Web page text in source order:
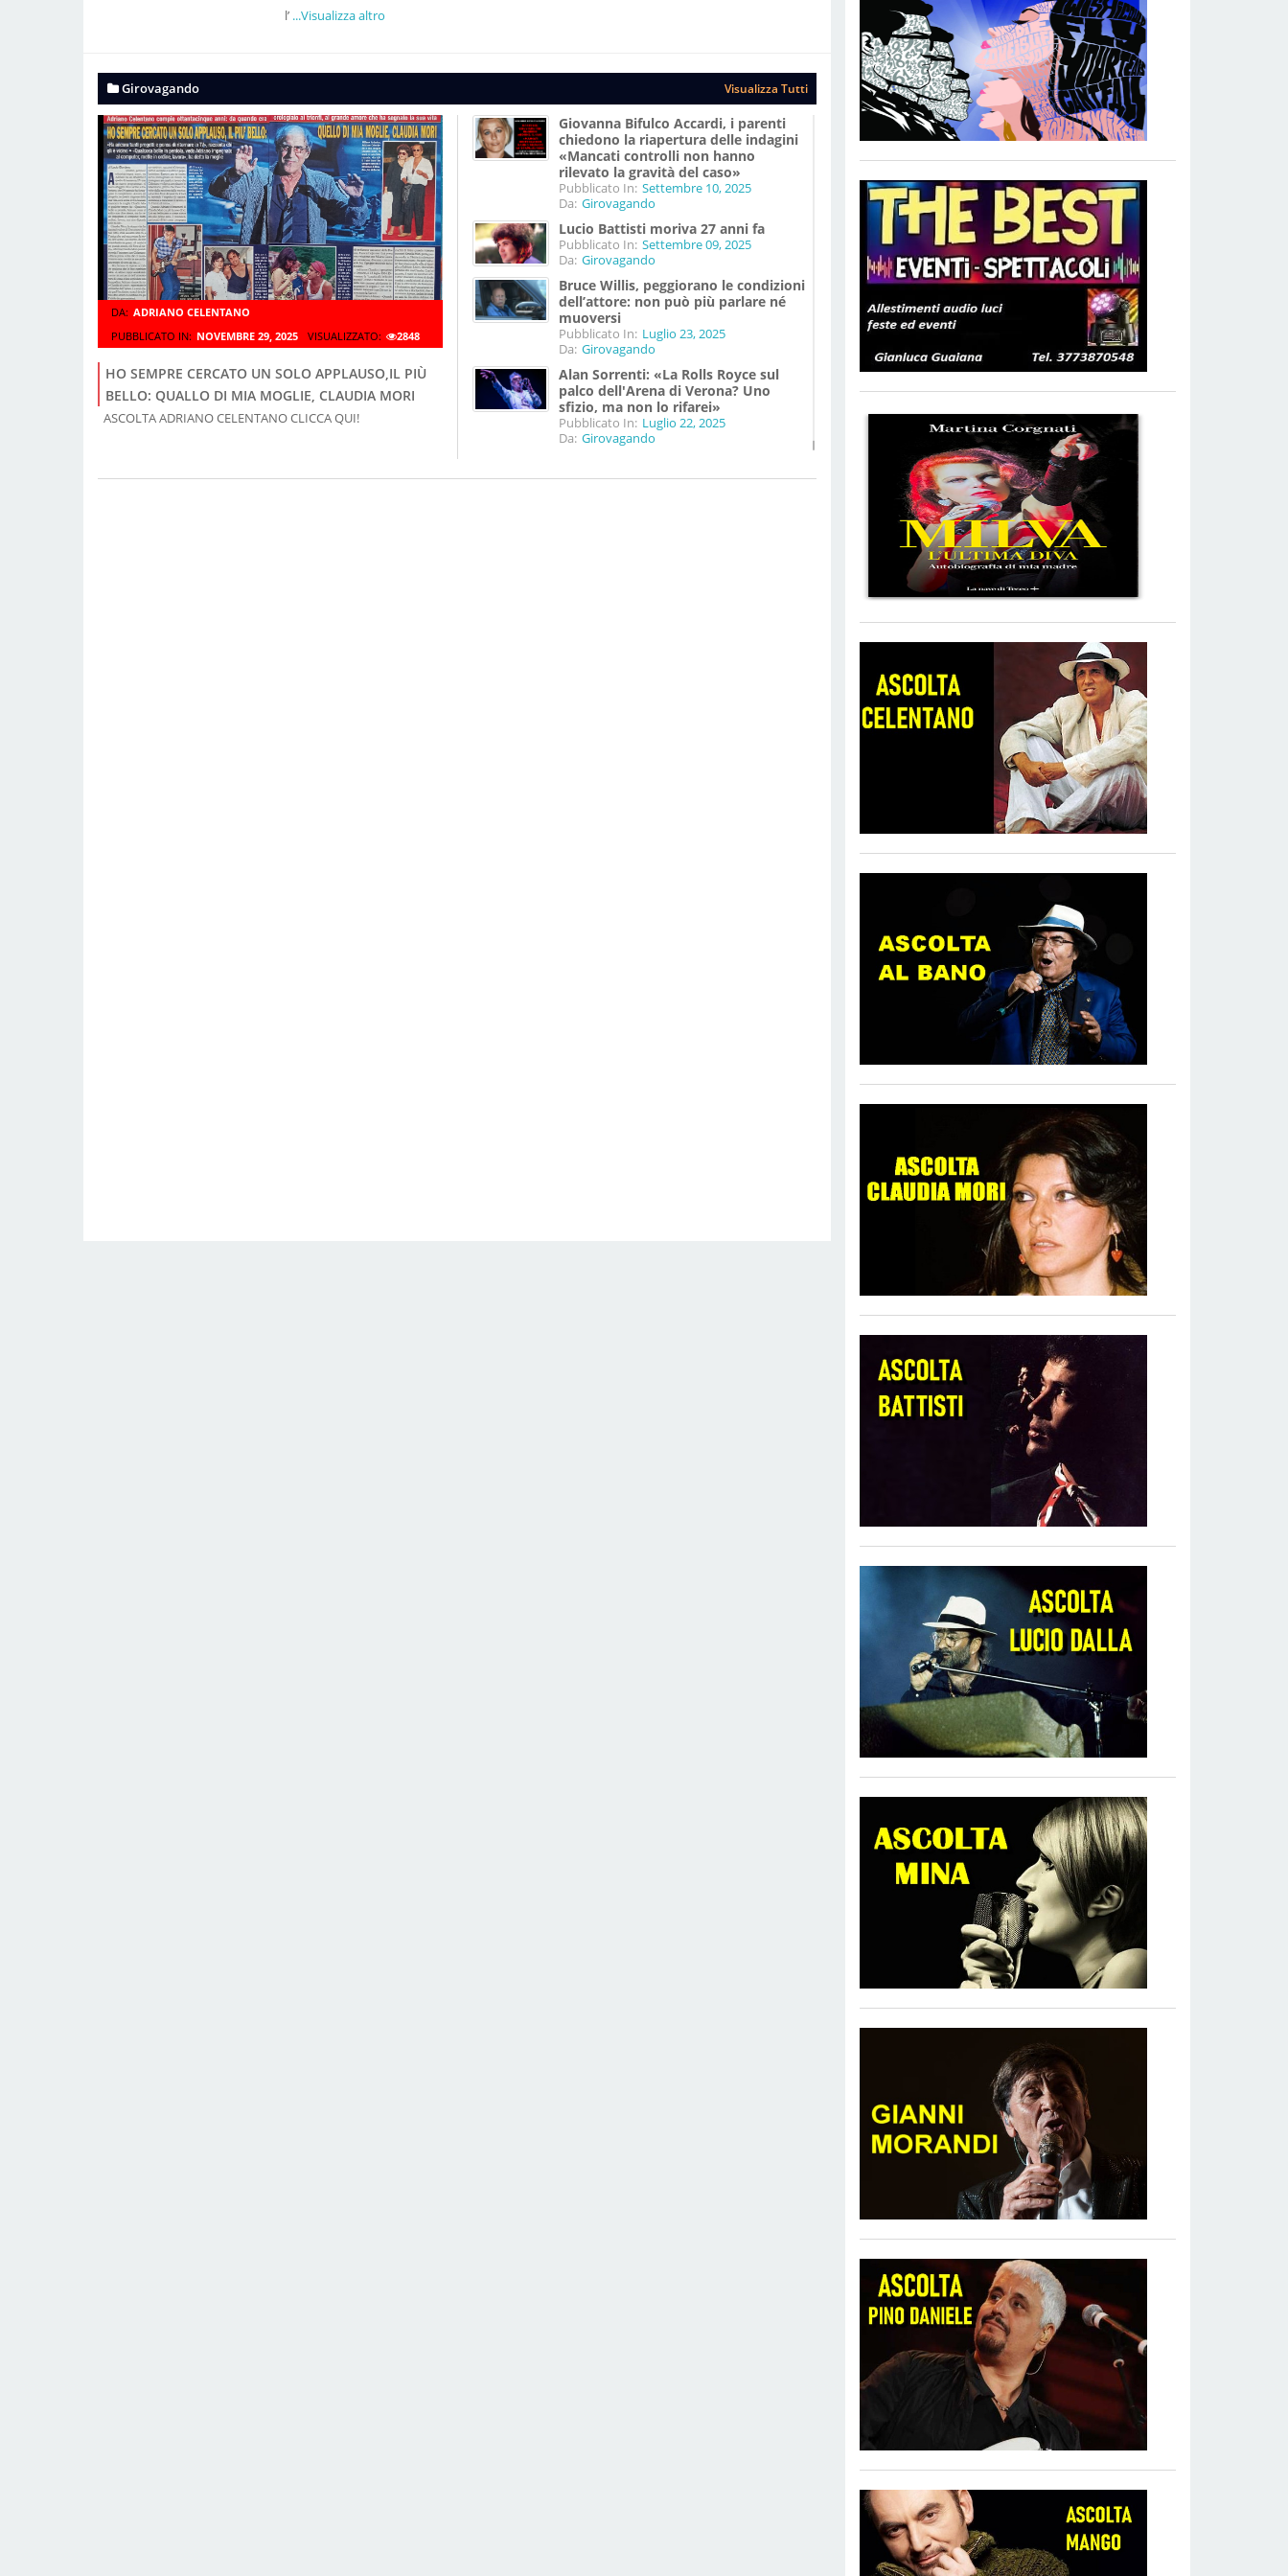
l’ ...Visualizza altro
Girovagando Visualizza Tutti
DA: ADRIANO CELENTANO
PUBBLICATO IN: NOVEMBRE 29, 2025 VISUALIZZATO: 2848
HO SEMPRE CERCATO UN SOLO APPLAUSO,IL PIÙ
BELLO: QUALLO DI MIA MOGLIE, CLAUDIA MORI
ASCOLTA ADRIANO CELENTANO CLICCA QUI!
Giovanna Bifulco Accardi, i parenti
chiedono la riapertura delle indagini
«Mancati controlli non hanno
rilevato la gravità del caso»
Pubblicato In: Settembre 10, 2025
Da: Girovagando
Lucio Battisti moriva 27 anni fa
Pubblicato In: Settembre 09, 2025
Da: Girovagando
Bruce Willis, peggiorano le condizioni
dell’attore: non può più parlare né
muoversi
Pubblicato In: Luglio 23, 2025
Da: Girovagando
Alan Sorrenti: «La Rolls Royce sul
palco dell'Arena di Verona? Uno
sfizio, ma non lo rifarei»
Pubblicato In: Luglio 22, 2025
Da: Girovagando